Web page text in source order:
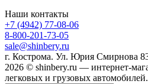
Наши контакты
+7 (4942) 77-08-06
8-800-201-73-05
sale@shinbery.ru
г. Кострома. Ул. Юрия Смирнова
2026 © shinbery.ru — интернет-
легковых и грузовых автомобилей.